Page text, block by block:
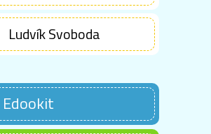
Ludvík Svoboda
Edookit